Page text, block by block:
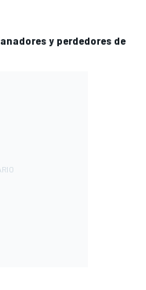
y perdedores de